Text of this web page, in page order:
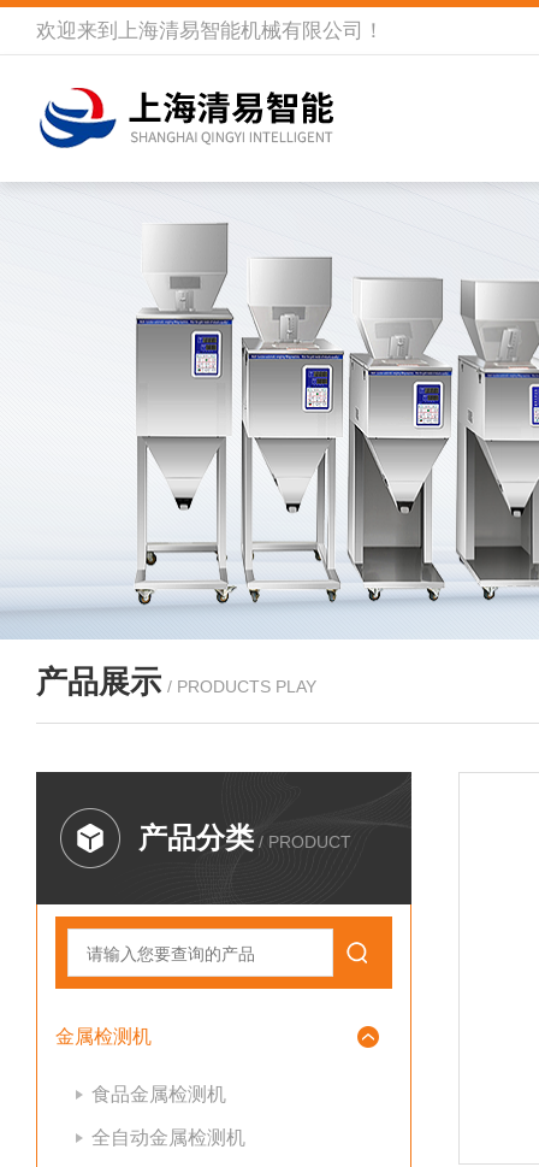
欢迎来到 上海清易智能机械有限公司 ！
产品展示 / PRODUCTS PLAY
产品分类 / PRODUCT
金属检测机
食品金属检测机
全自动金属检测机